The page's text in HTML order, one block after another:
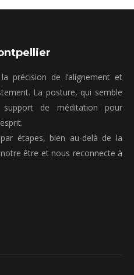
précision de l’alignement et
La posture, qui semble
support de méditation pour
étapes, bien au-delà de la
être et nous reconnecte à